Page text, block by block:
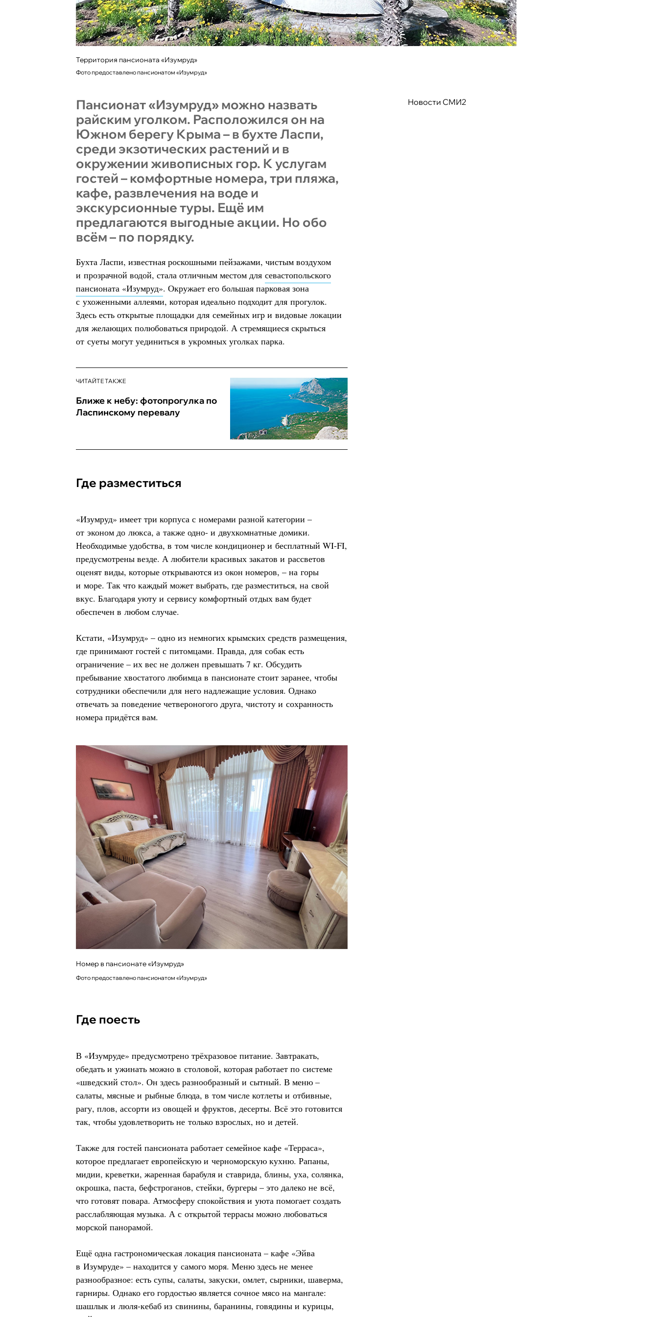
Территория пансионата «Изумруд»
Фото предоставлено пансионатом «Изумруд»
Новости СМИ2
Пансионат «Изумруд» можно назвать
райским уголком. Расположился он на
Южном берегу Крыма – в бухте Ласпи,
среди экзотических растений и в
окружении живописных гор. К услугам
гостей – комфортные номера, три пляжа,
кафе, развлечения на воде и
экскурсионные туры. Ещё им
предлагаются выгодные акции. Но обо
всём – по порядку.
Бухта Ласпи, известная роскошными пейзажами, чистым воздухом
и прозрачной водой, стала отличным местом для севастопольского
пансионата «Изумруд». Окружает его большая парковая зона
с ухоженными аллеями, которая идеально подходит для прогулок.
Здесь есть открытые площадки для семейных игр и видовые локации
для желающих полюбоваться природой. А стремящиеся скрыться
от суеты могут уединиться в укромных уголках парка.
ЧИТАЙТЕ ТАКЖЕ
Ближе к небу: фотопрогулка по
Ласпинскому перевалу
Где разместиться
«Изумруд» имеет три корпуса с номерами разной категории –
от эконом до люкса, а также одно- и двухкомнатные домики.
Необходимые удобства, в том числе кондиционер и бесплатный WI-FI,
предусмотрены везде. А любители красивых закатов и рассветов
оценят виды, которые открываются из окон номеров, – на горы
и море. Так что каждый может выбрать, где разместиться, на свой
вкус. Благодаря уюту и сервису комфортный отдых вам будет
обеспечен в любом случае.
Кстати, «Изумруд» – одно из немногих крымских средств размещения,
где принимают гостей с питомцами. Правда, для собак есть
ограничение – их вес не должен превышать 7 кг. Обсудить
пребывание хвостатого любимца в пансионате стоит заранее, чтобы
сотрудники обеспечили для него надлежащие условия. Однако
отвечать за поведение четвероногого друга, чистоту и сохранность
номера придётся вам.
Номер в пансионате «Изумруд»
Фото предоставлено пансионатом «Изумруд»
Где поесть
В «Изумруде» предусмотрено трёхразовое питание. Завтракать,
обедать и ужинать можно в столовой, которая работает по системе
«шведский стол». Он здесь разнообразный и сытный. В меню –
салаты, мясные и рыбные блюда, в том числе котлеты и отбивные,
рагу, плов, ассорти из овощей и фруктов, десерты. Всё это готовится
так, чтобы удовлетворить не только взрослых, но и детей.
Также для гостей пансионата работает семейное кафе «Терраса»,
которое предлагает европейскую и черноморскую кухню. Рапаны,
мидии, креветки, жаренная барабуля и ставрида, блины, уха, солянка,
окрошка, паста, бефстроганов, стейки, бургеры – это далеко не всё,
что готовят повара. Атмосферу спокойствия и уюта помогает создать
расслабляющая музыка. А с открытой террасы можно любоваться
морской панорамой.
Ещё одна гастрономическая локация пансионата – кафе «Эйва
в Изумруде» – находится у самого моря. Меню здесь не менее
разнообразное: есть супы, салаты, закуски, омлет, сырники, шаверма,
гарниры. Однако его гордостью является сочное мясо на мангале:
шашлык и люля-кебаб из свинины, баранины, говядины и курицы,